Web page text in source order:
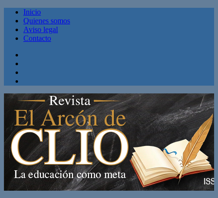
Inicio
Quienes somos
Aviso legal
Contacto